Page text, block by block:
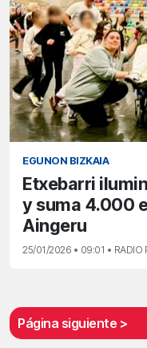
EGUNON BIZKAIA
Etxebarri
y suma 4.000
Aingeru
25/01/2026 • 09:01 • RADIO
Página siguiente >